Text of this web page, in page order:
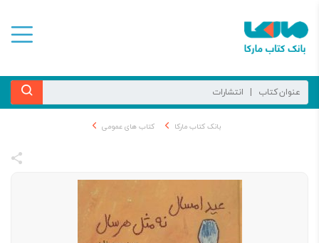
بانک کتاب مارکا کتاب های عمومی